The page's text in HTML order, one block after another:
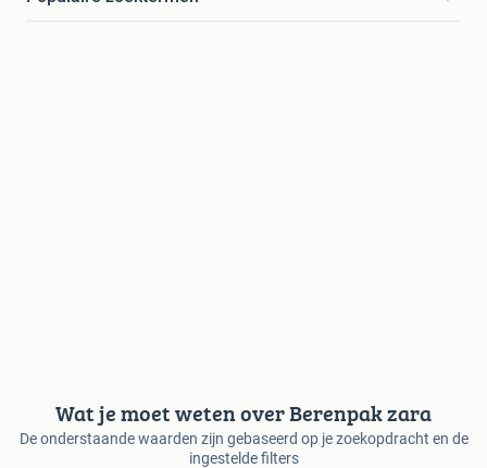
Wat je moet weten over Berenpak zara
De onderstaande waarden zijn gebaseerd op je zoekopdracht en de
ingestelde filters